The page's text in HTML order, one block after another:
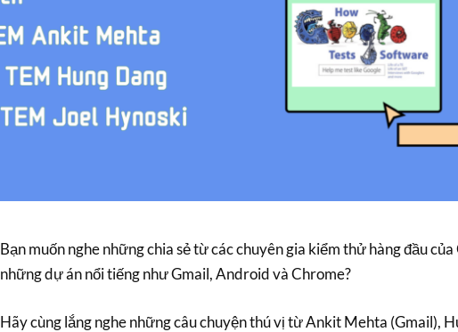
Bạn muốn nghe những chia sẻ từ các chuyên gia kiểm thử hàng đầu của
những dự án nổi tiếng như Gmail, Android và Chrome?
Hãy cùng lắng nghe những câu chuyện thú vị từ Ankit Mehta (Gmail),